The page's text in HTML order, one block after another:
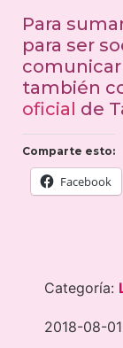
Para
para ser
comunicar
también
oficial de
Comparte esto:
Facebook
Categoría:
2018-08-01